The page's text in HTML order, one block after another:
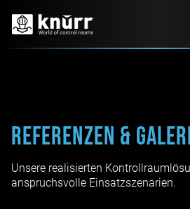
Referenzen &
Unsere realisierten
anspruchsvolle Einsatzszenarien.